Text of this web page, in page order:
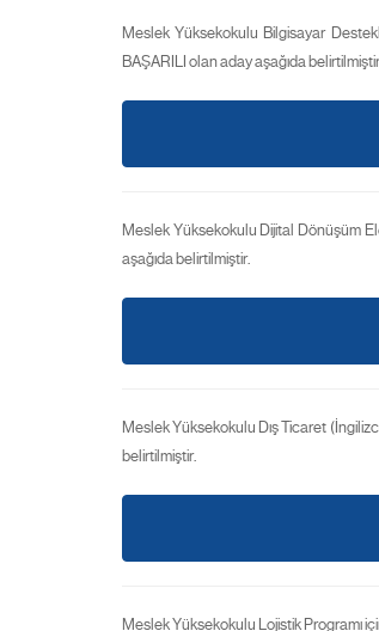
Meslek Yüksekokulu Bilgisayar
BAŞARILI olan aday aşağıda
Meslek Yüksekokulu Dijital Dönüşüm
aşağıda belirtilmiştir.
Meslek Yüksekokulu Dış Ticaret
belirtilmiştir.
Meslek Yüksekokulu Lojistik Programı